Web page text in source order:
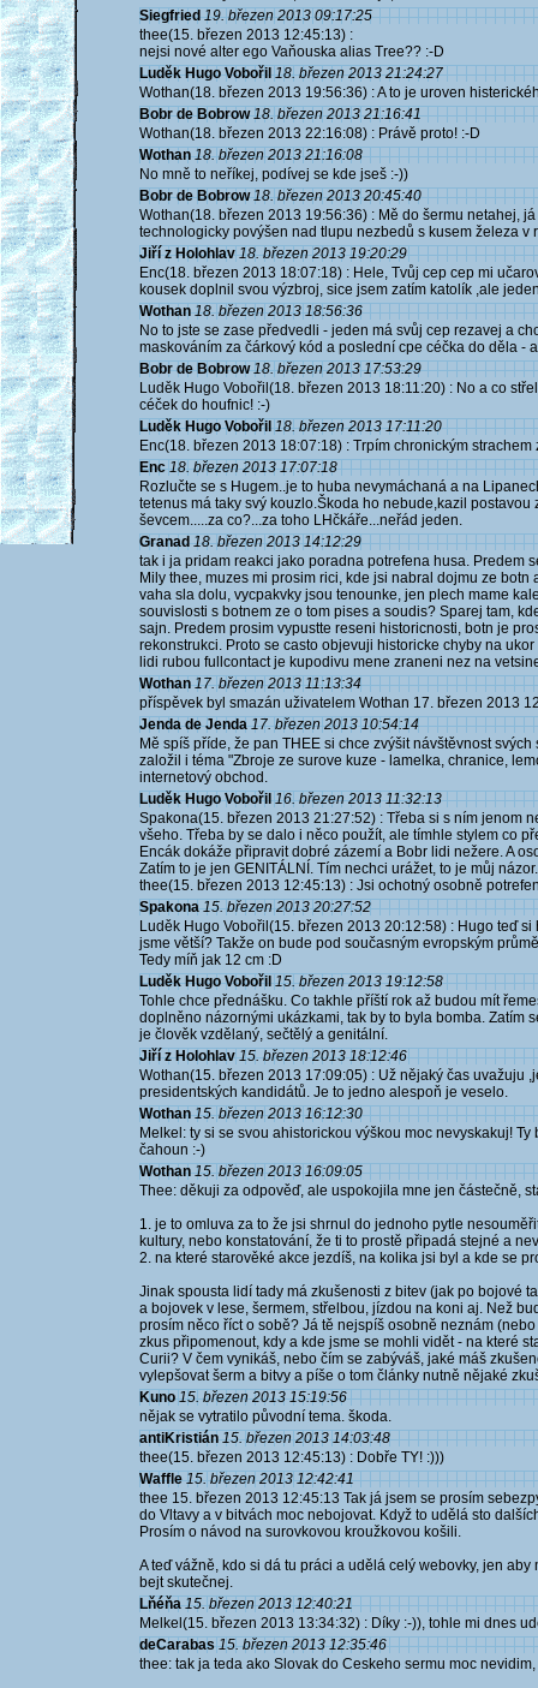
Siegfried 19. březen 2013 09:17:25
thee(15. březen 2013 12:45:13) :
nejsi nové alter ego Vaňouska alias Tree?? :-D
Luděk Hugo Vobořil 18. březen 2013 21:24:27
Wothan(18. březen 2013 19:56:36) : A to je uroven
Bobr de Bobrow 18. březen 2013 21:16:41
Wothan(18. březen 2013 22:16:08) : Právě proto! :-D
Wothan 18. březen 2013 21:16:08
No mně to neříkej, podívej se kde jseš :-))
Bobr de Bobrow 18. březen 2013 20:45:40
Wothan(18. březen 2013 19:56:36) : Mě do šermu netahej,
technologicky povýšen nad tlupu nezbedů s kusem železa v
Jiří z Holohlav 18. březen 2013 19:20:29
Enc(18. březen 2013 18:07:18) : Hele, Tvůj cep cep mi
kousek doplnil svou výzbroj, sice jsem zatím katolík ,ale
Wothan 18. březen 2013 18:56:36
No to jste se zase předvedli - jeden má svůj cep rezavej a
maskováním za čárkový kód a poslední cpe céčka do děla -
Bobr de Bobrow 18. březen 2013 17:53:29
Luděk Hugo Vobořil(18. březen 2013 18:11:20) : No a co
céček do houfnic! :-)
Luděk Hugo Vobořil 18. březen 2013 17:11:20
Enc(18. březen 2013 18:07:18) : Trpím chronickým
Enc 18. březen 2013 17:07:18
Rozlučte se s Hugem..je to huba nevymáchaná a na
tetenus má taky svý kouzlo.Škoda ho nebude,kazil
ševcem.....za co?...za toho LHčkáře...neřád jeden.
Granad 18. březen 2013 14:12:29
tak i ja pridam reakci jako poradna potrefena husa. Predem
Mily thee, muzes mi prosim rici, kde jsi nabral dojmu ze
vaha sla dolu, vycpakvky jsou tenounke, jen plech mame
souvislosti s botnem ze o tom pises a soudis? Sparej tam,
sajn. Predem prosim vypustte reseni historicnosti, botn je
rekonstrukci. Proto se casto objevuji historicke chyby na
lidi rubou fullcontact je kupodivu mene zraneni nez na
Wothan 17. březen 2013 11:13:34
příspěvek byl smazán uživatelem Wothan 17. březen 2013
Jenda de Jenda 17. březen 2013 10:54:14
Mě spíš příde, že pan THEE si chce zvýšit návštěvnost
založil i téma "Zbroje ze surove kuze - lamelka, chranice,
internetový obchod.
Luděk Hugo Vobořil 16. březen 2013 11:32:13
Spakona(15. březen 2013 21:27:52) : Třeba si s ním jenom
všeho. Třeba by se dalo i něco použít, ale tímhle stylem co
Encák dokáže připravit dobré zázemí a Bobr lidi nežere. A
Zatím to je jen GENITÁLNÍ. Tím nechci urážet, to je můj názor.
thee(15. březen 2013 12:45:13) : Jsi ochotný osobně
Spakona 15. březen 2013 20:27:52
Luděk Hugo Vobořil(15. březen 2013 20:12:58) : Hugo teď
jsme větší? Takže on bude pod současným evropským
Tedy míň jak 12 cm :D
Luděk Hugo Vobořil 15. březen 2013 19:12:58
Tohle chce přednášku. Co takhle příští rok až budou mít
doplněno názornými ukázkami, tak by to byla bomba. Zatím
je člověk vzdělaný, sečtělý a genitální.
Jiří z Holohlav 15. březen 2013 18:12:46
Wothan(15. březen 2013 17:09:05) : Už nějaký čas uvažuju
presidentských kandidátů. Je to jedno alespoň je veselo.
Wothan 15. březen 2013 16:12:30
Melkel: ty si se svou ahistorickou výškou moc nevyskakuj!
čahoun :-)
Wothan 15. březen 2013 16:09:05
Thee: děkuji za odpověď, ale uspokojila mne jen částečně,
1. je to omluva za to že jsi shrnul do jednoho pytle
kultury, nebo konstatování, že ti to prostě připadá stejné a
2. na které starověké akce jezdíš, na kolika jsi byl a kde se
Jinak spousta lidí tady má zkušenosti z bitev (jak po bojové
a bojovek v lese, šermem, střelbou, jízdou na koni aj. Než
prosím něco říct o sobě? Já tě nejspíš osobně neznám
zkus připomenout, kdy a kde jsme se mohli vidět - na které
Curii? V čem vynikáš, nebo čím se zabýváš, jaké máš
vylepšovat šerm a bitvy a píše o tom články nutně nějaké
Kuno 15. březen 2013 15:19:56
nějak se vytratilo původní tema. škoda.
antiKristián 15. březen 2013 14:03:48
thee(15. březen 2013 12:45:13) : Dobře TY! :)))
Waffle 15. březen 2013 12:42:41
thee 15. březen 2013 12:45:13 Tak já jsem se prosím
do Vltavy a v bitvách moc nebojovat. Když to udělá sto
Prosím o návod na surovkovou kroužkovou košili.
A teď vážně, kdo si dá tu práci a udělá celý webovky, jen
bejt skutečnej.
Lňéňa 15. březen 2013 12:40:21
Melkel(15. březen 2013 13:34:32) : Díky :-)), tohle mi dnes
deCarabas 15. březen 2013 12:35:46
thee: tak ja teda ako Slovak do Ceskeho sermu moc